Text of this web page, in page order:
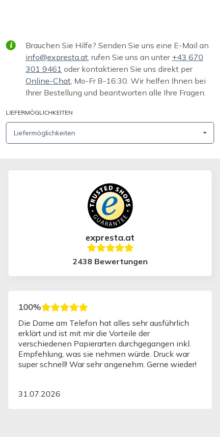
Brauchen Sie Hilfe? Senden Sie uns eine E-Mail an
info@expresta.at, rufen Sie uns an unter +43 670
301 9461 oder kontaktieren Sie uns direkt per
Online-Chat, Mo-Fr 8-16:30. Wir helfen Ihnen bei
Ihrer Bestellung und beantworten alle Ihre Fragen.
LIEFERMÖGLICHKEITEN
Liefermöglichkeiten
expresta.at
2438 Bewertungen
100%
Die Dame am Telefon hat alles sehr ausführlich
erklärt und ist mit mir die Vorteile der
verschiedenen Papierarten durchgegangen inkl.
Empfehlung, was sie nehmen würde. Druck war
super schnell! War sehr angenehm. Gerne wieder!
31.07.2026